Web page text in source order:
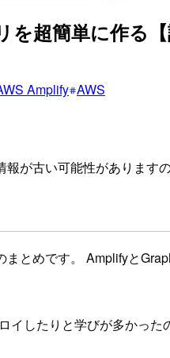
を超簡単に作る
Amplify AWS
が古い可能性があります
とめです。 Amplifyと
したりと学びが多かっ